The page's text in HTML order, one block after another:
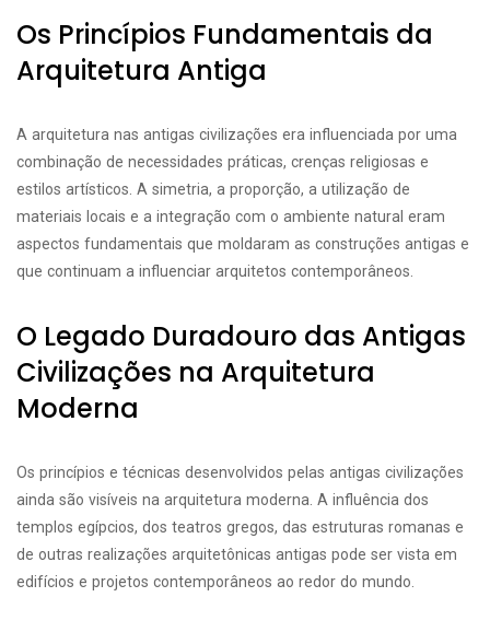
Os Princípios Fundamentais da
Arquitetura Antiga
A arquitetura nas antigas civilizações era influenciada por uma
combinação de necessidades práticas, crenças religiosas e
estilos artísticos. A simetria, a proporção, a utilização de
materiais locais e a integração com o ambiente natural eram
aspectos fundamentais que moldaram as construções antigas e
que continuam a influenciar arquitetos contemporâneos.
O Legado Duradouro das Antigas
Civilizações na Arquitetura
Moderna
Os princípios e técnicas desenvolvidos pelas antigas civilizações
ainda são visíveis na arquitetura moderna. A influência dos
templos egípcios, dos teatros gregos, das estruturas romanas e
de outras realizações arquitetônicas antigas pode ser vista em
edifícios e projetos contemporâneos ao redor do mundo.